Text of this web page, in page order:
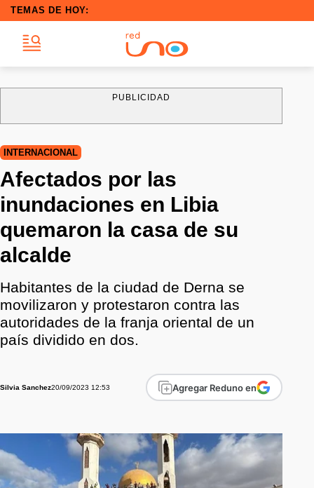
TEMAS DE HOY:
PUBLICIDAD
INTERNACIONAL
Afectados por las
inundaciones en Libia
quemaron la casa de su
alcalde
Habitantes de la ciudad de Derna se
movilizaron y protestaron contra las
autoridades de la franja oriental de un
país dividido en dos.
Silvia Sanchez20/09/2023 12:53 Agregar Reduno en